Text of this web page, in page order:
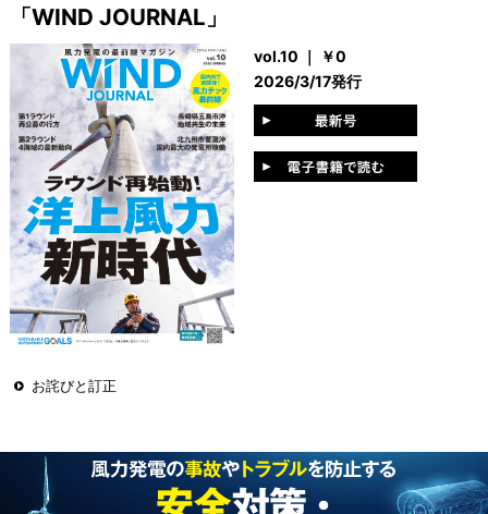
「WIND JOURNAL」
vol.10 ｜ ￥0
2026/3/17発行
お詫びと訂正